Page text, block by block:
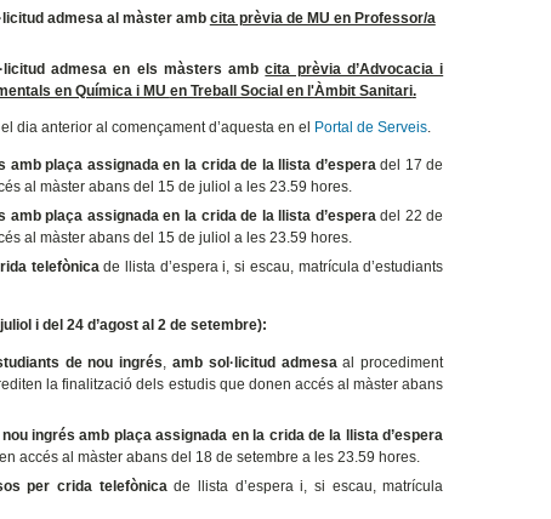
admesa al màster amb cita prèvia de MU en Professor/a
admesa en els màsters ambcita prèvia d’Advocacia i
en Química i MU en Treball Social en l'Àmbit Sanitari.
dia anterior al començament d’aquesta en el Portal de Serveis.
amb plaça assignada en la crida de la llista d’esperadel 17 de
al màster abans del 15 de juliol a les 23.59 hores.
amb plaça assignada en la crida de la llista d’esperadel 22 de
al màster abans del 15 de juliol a les 23.59 hores.
telefònicade llista d’espera i, si escau, matrícula d’estudiants
i del 24 d’agost al 2 de setembre):
de nou ingrés,amb sol·licitud admesaal procediment
la finalització dels estudis que donen accés al màsterabans
ingrés amb plaça assignada en la crida de la llista d’espera
accés al màster abans del 18 de setembre a les 23.59 hores.
per crida telefònicade llista d’espera i, si escau, matrícula